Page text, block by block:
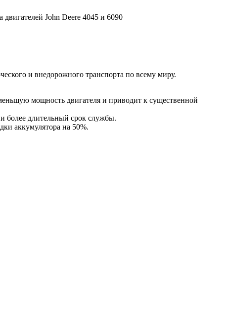
John Deere 4045 и 6090
и внедорожного транспорта по всему миру.
мощность двигателя и приводит к существенной
более длительный срок службы.
аккумулятора на 50%.